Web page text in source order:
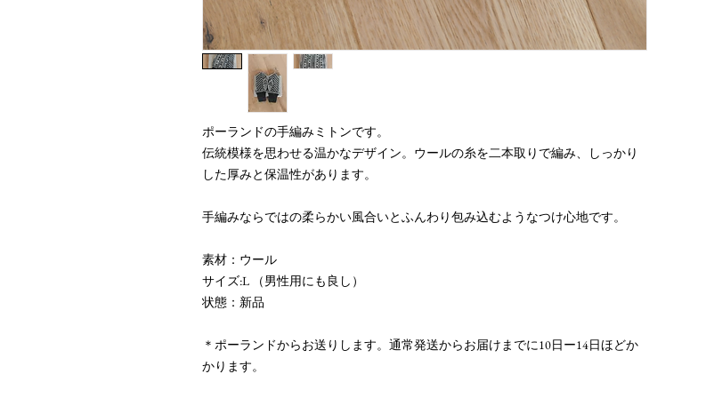
ポーランドの手編みミトンです。
伝統模様を思わせる温かなデザイン。ウールの糸を二本取りで編み、しっかり
した厚みと保温性があります。
手編みならではの柔らかい風合いとふんわり包み込むようなつけ心地です。
素材：ウール
サイズ:L （男性用にも良し）
状態：新品
＊ポーランドからお送りします。通常発送からお届けまでに10日ー14日ほどか
かります。